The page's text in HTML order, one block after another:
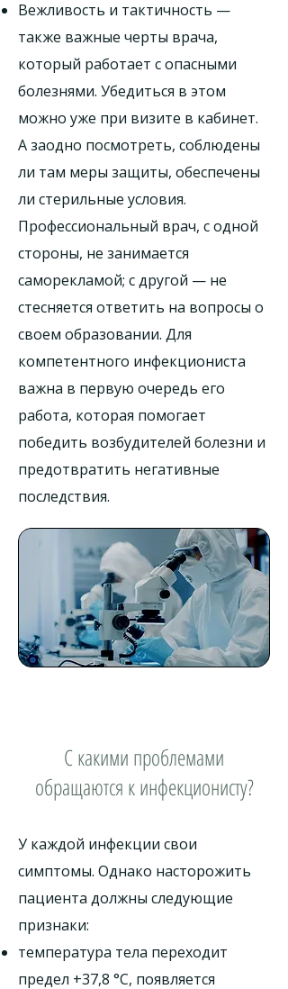
Вежливость и тактичность —
также важные черты врача,
который работает с опасными
болезнями. Убедиться в этом
можно уже при визите в кабинет.
А заодно посмотреть, соблюдены
ли там меры защиты, обеспечены
ли стерильные условия.
Профессиональный врач, с одной
стороны, не занимается
саморекламой; с другой — не
стесняется ответить на вопросы о
своем образовании. Для
компетентного инфекциониста
важна в первую очередь его
работа, которая помогает
победить возбудителей болезни и
предотвратить негативные
последствия.
С какими проблемами
обращаются к инфекционисту?
У каждой инфекции свои
симптомы. Однако насторожить
пациента должны следующие
признаки:
температура тела переходит
предел +37,8 °C, появляется